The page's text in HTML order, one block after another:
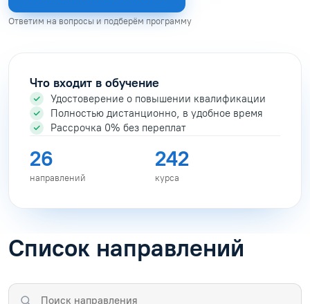
Ответим на вопросы и подберём программу
Что входит в обучение
Удостоверение о повышении квалификации
Полностью дистанционно, в удобное время
Рассрочка 0% без переплат
26
направлений
242
курса
Список направлений